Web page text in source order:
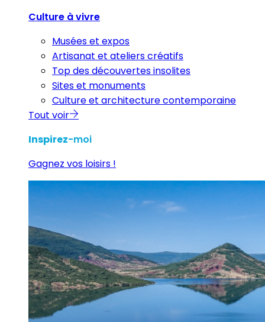
Culture à vivre
Musées et expos
Artisanat et ateliers créatifs
Top des découvertes insolites
Sites et monuments
Culture et architecture contemporaine
Tout voir
Inspirez-moi
Gagnez vos loisirs !